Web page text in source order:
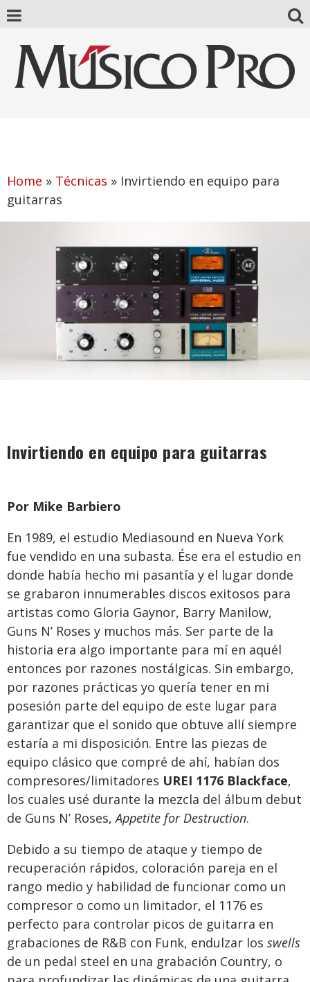
Home » Técnicas » Invirtiendo en equipo para
guitarras
Invirtiendo en equipo para guitarras
Por Mike Barbiero
En 1989, el estudio Mediasound en Nueva York
fue vendido en una subasta. Ése era el estudio en
donde había hecho mi pasantía y el lugar donde
se grabaron innumerables discos exitosos para
artistas como Gloria Gaynor, Barry Manilow,
Guns N’ Roses y muchos más. Ser parte de la
historia era algo importante para mí en aquél
entonces por razones nostálgicas. Sin embargo,
por razones prácticas yo quería tener en mi
posesión parte del equipo de este lugar para
garantizar que el sonido que obtuve allí siempre
estaría a mi disposición. Entre las piezas de
equipo clásico que compré de ahí, habían dos
compresores/limitadores UREI 1176 Blackface,
los cuales usé durante la mezcla del álbum debut
de Guns N’ Roses,Appetite for Destruction.
Debido a su tiempo de ataque y tiempo de
recuperación rápidos, coloración pareja en el
rango medio y habilidad de funcionar como un
compresor o como un limitador, el 1176 es
perfecto para controlar picos de guitarra en
grabaciones de R&B con Funk, endulzar los swells
de un pedal steel en una grabación Country, o